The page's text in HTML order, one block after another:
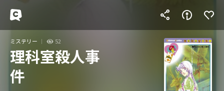
ミステリー 52
理科室殺人事
件